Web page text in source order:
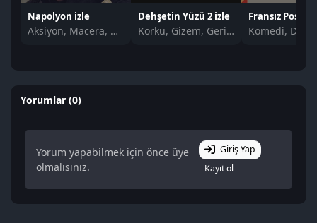
Napolyon izle
Aksiyon, Macera, Biyografi
Dehşetin Yüzü 2 izle
Korku, Gizem, Gerilim
Fransız
Yorumlar (0)
Yorum yapabilmek için önce üye
olmalısınız.
Giriş Yap
Kayıt ol